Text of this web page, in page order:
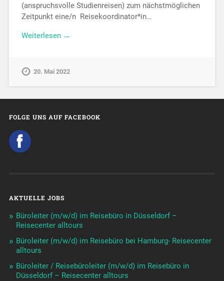
(anspruchsvolle Studienreisen) zum nächstmöglichen
Zeitpunkt eine/n Reisekoordinator*in…
Weiterlesen →
20. Mai 2022
FOLGE UNS AUF FACEBOOK
AKTUELLE JOBS
Büroleiter (m/w/d) im Reisebüro in Düsseldorf –
Reisecenter alltours
Büroleiter (m/w/d) im Reisebüro bei Hamburg- Reisecenter
alltours
Büroleiter / Reisebüroleiter (m/w/d) im Reisebüro in
Düsseldorf – Reisecenter alltours